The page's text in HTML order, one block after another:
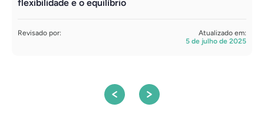
flexibilidade e o equilíbrio
Revisado por:
Atualizado em:
5 de julho de 2025